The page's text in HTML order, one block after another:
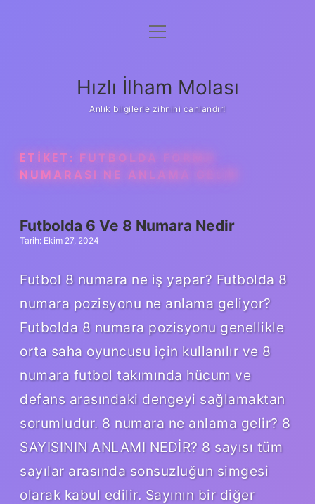
Anasayfa
Yasal Uyarı
menüyü
Hızlı İlham Molası
Anlık bilgilerle zihnini canlandır!
ETIKET: FUTBOLDA FORMA
NUMARASI NE ANLAMA GELIR
Futbolda 6 Ve 8 Numara Nedir
Tarih: Ekim 27, 2024
Futbol 8 numara ne iş yapar? Futbolda 8
numara pozisyonu ne anlama geliyor?
Futbolda 8 numara pozisyonu genellikle
orta saha oyuncusu için kullanılır ve 8
numara futbol takımında hücum ve
defans arasındaki dengeyi sağlamaktan
sorumludur. 8 numara ne anlama gelir? 8
SAYISININ ANLAMI NEDİR? 8 sayısı tüm
sayılar arasında sonsuzluğun simgesi
olarak kabul edilir. Sayının bir diğer